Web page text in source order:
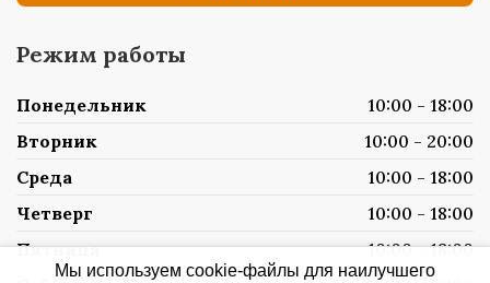
Режим работы
Понедельник
10:00 - 18:00
Вторник
10:00 - 20:00
Среда
10:00 - 18:00
Четверг
10:00 - 18:00
Пятница
10:00 - 18:00
Мы используем cookie-файлы для наилучшего